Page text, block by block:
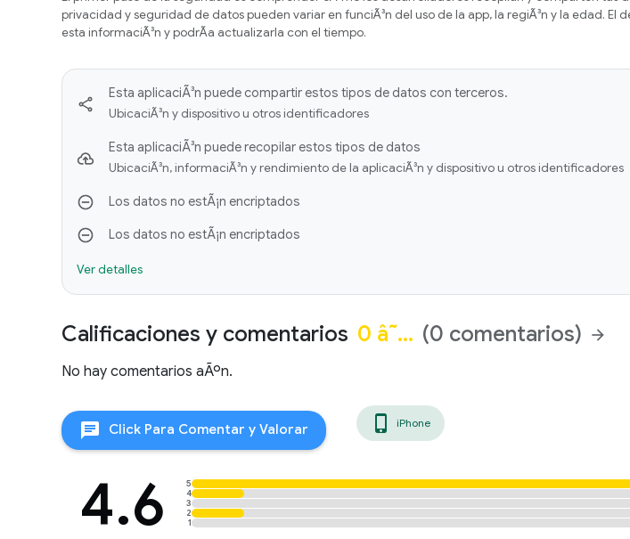
privacidad y seguridad de datos pueden variar en funciÃ³n del uso de la app, la regiÃ³n y la edad. El
esta informaciÃ³n y podrÃ­a actualizarla con el tiempo.
Esta aplicaciÃ³n puede compartir estos tipos de datos con terceros.
UbicaciÃ³n y dispositivo u otros identificadores
Esta aplicaciÃ³n puede recopilar estos tipos de datos
UbicaciÃ³n, informaciÃ³n y rendimiento de la aplicaciÃ³n y dispositivo u otros identificadores
Los datos no estÃ¡n encriptados
Los datos no estÃ¡n encriptados
Ver detalles
Calificaciones y comentarios 0 â˜… (0 comentarios) arrow_forward
No hay comentarios aÃºn.
chat Click Para Comentar y Valorar phone_iphone iPhone
4.6
5
4
3
2
1